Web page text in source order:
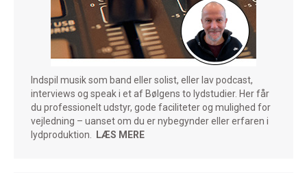
Indspil musik som band eller solist, eller lav podcast,
interviews og speak i et af Bølgens to lydstudier. Her får
du professionelt udstyr, gode faciliteter og mulighed for
vejledning – uanset om du er nybegynder eller erfaren i
lydproduktion.
LÆS MERE